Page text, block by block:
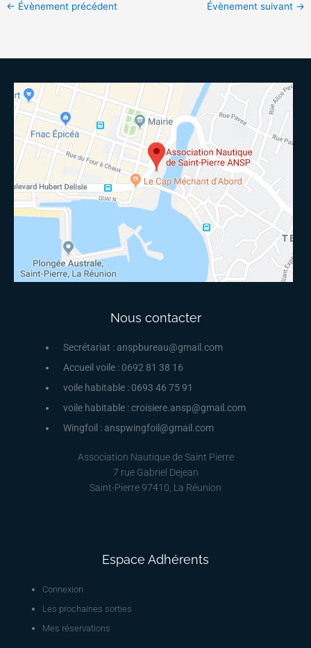
← Évènement précédent Évènement suivant →
Nous contacter
Secrétariat : anspbureau@gmail.com
Accueil voile : 0692 81 38 16
voile habitable : 0693 46 75 91
voile habitable : croisiere.ansp@gmail.com
Wingfoil : anspwingfoil@gmail.com
Association Nautique de Saint Pierre
7 rue Gabriel Dejean
Saint-Pierre 97410, La Réunion
Espace Adhérents
Connexion
Les prochaines sorties
Mes réservations